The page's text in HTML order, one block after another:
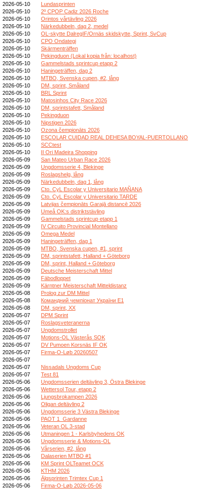
2026-05-10
Lundasprinten
2026-05-10
2º CPOP Cadiz 2026 Roche
2026-05-10
Orintos vårtävling 2026
2026-05-10
Närkedubbeln, dag 2, medel
2026-05-10
OL-skytte DalregIF/Ornäs skidskytte, Sprint, SvCup
2026-05-10
CPO Ondategi
2026-05-10
Skärmenträffen
2026-05-10
Pekingduon (Lokal kopia från: localhost)
2026-05-10
Gammelstads sprintcup etapp 2
2026-05-10
Haningeträffen, dag 2
2026-05-10
MTBO, Svenska cupen, #2, lång
2026-05-10
DM, sprint, Småland
2026-05-10
BRL Sprint
2026-05-10
Matosinhos City Race 2026
2026-05-10
DM, sprintstafett, Småland
2026-05-10
Pekingduon
2026-05-10
Nipstigen 2026
2026-05-10
Ozona čempionāts 2026
2026-05-10
ESCOLAR CUIDAD REAL DEHESA BOYAL-PUERTOLLANO
2026-05-10
SCCtest
2026-05-10
II Ori Madeira Shopping
2026-05-09
San Mateo Urban Race 2026
2026-05-09
Ungdomsserie 4, Blekinge
2026-05-09
Roslagshelg, lång
2026-05-09
Närkedubbeln, dag 1, lång
2026-05-09
Cto. CyL Escolar y Universitario MAÑANA
2026-05-09
Cto. CyL Escolar y Universitario TARDE
2026-05-09
Latvijas čempionāts Garajā distancē 2026
2026-05-09
Umeå OK:s distriktstävling
2026-05-09
Gammelstads sprintcup etapp 1
2026-05-09
IV Circuito Provincial Montellano
2026-05-09
Omega Medel
2026-05-09
Haningeträffen, dag 1
2026-05-09
MTBO, Svenska cupen, #1, sprint
2026-05-09
DM, sprintstafett, Halland + Göteborg
2026-05-09
DM, sprint, Halland + Göteborg
2026-05-09
Deutsche Meisterschaft Mittel
2026-05-09
Fäbodloppet
2026-05-09
Kärntner Meisterschaft Mitteldistanz
2026-05-08
Prolog zur DM Mittel
2026-05-08
Командний чемпіонат України E1
2026-05-08
DM, sprint, XX
2026-05-07
DPM Sprint
2026-05-07
Roslagsveteranerna
2026-05-07
Ungdomstrollet
2026-05-07
Motions-OL Västerås SOK
2026-05-07
DV Pumoen Korsnäs IF OK
2026-05-07
Firma-O-Løb 20260507
2026-05-07
2026-05-07
Nissadals Ungdoms Cup
2026-05-07
Test 81
2026-05-06
Ungdomsserien deltävling 3, Östra Blekinge
2026-05-06
Wettersol Tour, etapp 2
2026-05-06
Ljungsbrokampen 2026
2026-05-06
Oligan deltävling 2
2026-05-06
Ungdomsserie 3 Västra Blekinge
2026-05-06
PAOT 1_Gardanne
2026-05-06
Veteran OL 3-stad
2026-05-06
Utmaningen 1 - Karlsbyhedens OK
2026-05-06
Ungdomsserie & Motions-OL
2026-05-06
Vårserien, #2, lång
2026-05-06
Dalaserien MTBO #1
2026-05-06
KM Sprint OLTeamet OCK
2026-05-06
KTHM 2026
2026-05-06
Älgsprinten Trimtex Cup 1
2026-05-06
Firma-O-Løb 2026-05-06